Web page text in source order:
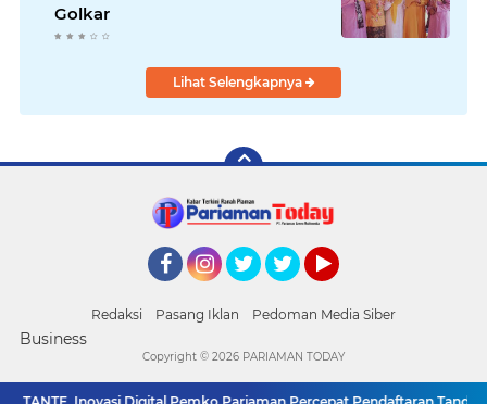
Golkar
Lihat Selengkapnya
Redaksi Pasang Iklan Pedoman Media Siber
Business
Copyright © 2026 PARIAMAN TODAY